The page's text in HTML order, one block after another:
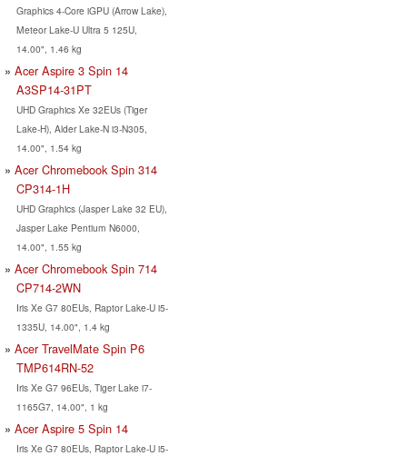
Graphics 4-Core iGPU (Arrow Lake),
Meteor Lake-U Ultra 5 125U,
14.00", 1.46 kg
Acer Aspire 3 Spin 14
A3SP14-31PT
UHD Graphics Xe 32EUs (Tiger
Lake-H), Alder Lake-N i3-N305,
14.00", 1.54 kg
Acer Chromebook Spin 314
CP314-1H
UHD Graphics (Jasper Lake 32 EU),
Jasper Lake Pentium N6000,
14.00", 1.55 kg
Acer Chromebook Spin 714
CP714-2WN
Iris Xe G7 80EUs, Raptor Lake-U i5-
1335U, 14.00", 1.4 kg
Acer TravelMate Spin P6
TMP614RN-52
Iris Xe G7 96EUs, Tiger Lake i7-
1165G7, 14.00", 1 kg
Acer Aspire 5 Spin 14
Iris Xe G7 80EUs, Raptor Lake-U i5-